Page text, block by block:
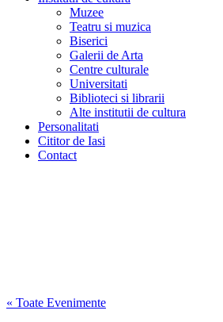
Muzee
Teatru si muzica
Biserici
Galerii de Arta
Centre culturale
Universitati
Biblioteci si librarii
Alte institutii de cultura
Personalitati
Cititor de Iasi
Contact
« Toate Evenimente